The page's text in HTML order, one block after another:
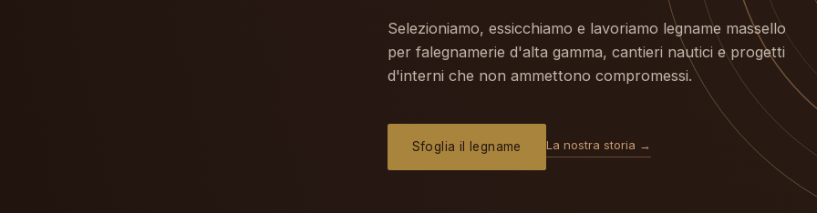
Selezioniamo, essicchiamo e lavoriamo legname massello
per falegnamerie d'alta gamma, cantieri nautici e progetti
d'interni che non ammettono compromessi.
Sfoglia il legname La nostra storia →